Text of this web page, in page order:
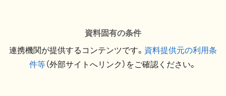
資料固有の条件
連携機関が提供するコンテンツです。 資料提供元の利用条
件等（外部サイトへリンク）をご確認ください。